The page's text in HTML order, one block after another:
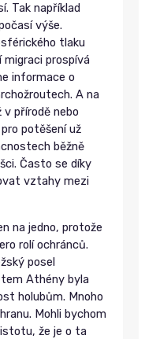
Tak například
výše.
tlaku
prospívá
informace o
A na
přírodě nebo
potěšení už
běžně
Často se díky
vztahy mezi
na jedno, protože
rolí ochránců.
posel
Athény byla
holubům. Mnoho
Mohli bychom
že je o ta